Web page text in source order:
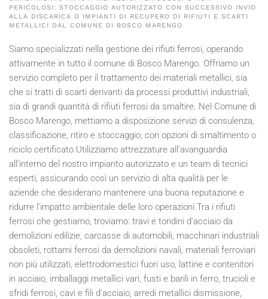
PERICOLOSI: STOCCAGGIO AUTORIZZATO CON SUCCESSIVO INVIO
ALLA DISCARICA O IMPIANTI DI RECUPERO DI RIFIUTI E SCARTI
METALLICI DAL COMUNE DI BOSCO MARENGO
Siamo specializzati nella gestione dei rifiuti ferrosi, operando
attivamente in tutto il comune di Bosco Marengo. Offriamo un
servizio completo per il trattamento dei materiali metallici, sia
che si tratti di scarti derivanti da processi produttivi industriali,
sia di grandi quantità di rifiuti ferrosi da smaltire. Nel Comune di
Bosco Marengo, mettiamo a disposizione servizi di consulenza,
classificazione, ritiro e stoccaggio, con opzioni di smaltimento o
riciclo certificato.Utilizziamo attrezzature all'avanguardia
all'interno del nostro impianto autorizzato e un team di tecnici
esperti, assicurando così un servizio di alta qualità per le
aziende che desiderano mantenere una buona reputazione e
ridurre l'impatto ambientale delle loro operazioni.Tra i rifiuti
ferrosi che gestiamo, troviamo: travi e tondini d'acciaio da
demolizioni edilizie, carcasse di automobili, macchinari industriali
obsoleti, rottami ferrosi da demolizioni navali, materiali ferroviari
non più utilizzati, elettrodomestici fuori uso, lattine e contenitori
in acciaio, imballaggi metallici vari, fusti e barili in ferro, trucioli e
sfridi ferrosi, cavi e fili d'acciaio, arredi metallici dismissione,